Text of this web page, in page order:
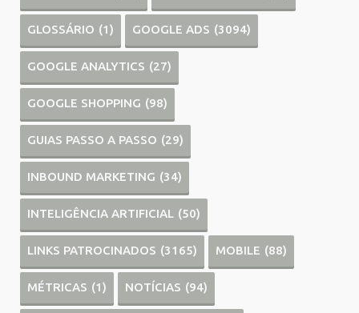
GLOSSÁRIO (1) GOOGLE ADS (3094)
GOOGLE ANALYTICS (27)
GOOGLE SHOPPING (98)
GUIAS PASSO A PASSO (29)
INBOUND MARKETING (34)
INTELIGÊNCIA ARTIFICIAL (50)
LINKS PATROCINADOS (3165) MOBILE (88)
MÉTRICAS (1) NOTÍCIAS (94)